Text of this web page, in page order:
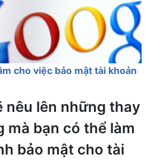
cho việc bảo mật tài khoản
nêu lên những thay
mà bạn có thể làm
bảo mật cho tài